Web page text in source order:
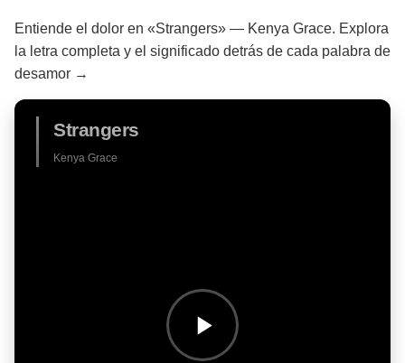
Entiende el dolor en «Strangers» — Kenya Grace. Explora
la letra completa y el significado detrás de cada palabra de
desamor →
Strangers
Kenya Grace